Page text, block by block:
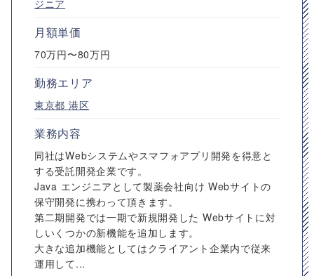
ジニア
月額単価
70万円〜80万円
勤務エリア
東京都 港区
業務内容
同社はWebシステムやスマフォアプリ開発を得意と
する受託開発企業です。
Java エンジニアとして製薬会社向け Webサイトの
保守開発に携わって頂きます。
第二期開発では一期で新規開発した Webサイトに対
しいくつかの新機能を追加します。
大きな追加機能としてはクライアント企業内で従来
運用して...